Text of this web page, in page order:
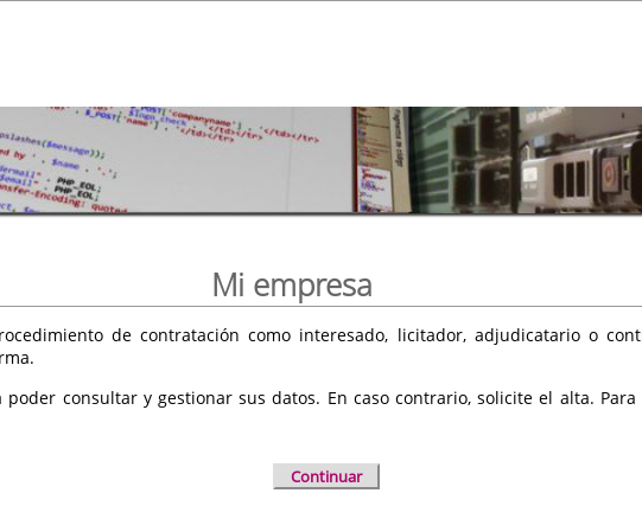
Mi empresa
de contratación como interesado, licitador, adjudicatario o
consultar y gestionar sus datos. En caso contrario, solicite el alta. Para
Continuar